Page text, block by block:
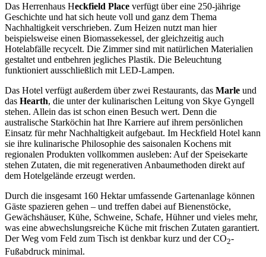
Das Herrenhaus Heckfield Place verfügt über eine 250-jährige
Geschichte und hat sich heute voll und ganz dem Thema
Nachhaltigkeit verschrieben. Zum Heizen nutzt man hier
beispielsweise einen Biomassekessel, der gleichzeitig auch
Hotelabfälle recycelt. Die Zimmer sind mit natürlichen Materialien
gestaltet und entbehren jegliches Plastik. Die Beleuchtung
funktioniert ausschließlich mit LED-Lampen.
Das Hotel verfügt außerdem über zwei Restaurants, das Marle und
das Hearth, die unter der kulinarischen Leitung von Skye Gyngell
stehen. Allein das ist schon einen Besuch wert. Denn die
australische Starköchin hat Ihre Karriere auf ihrem persönlichen
Einsatz für mehr Nachhaltigkeit aufgebaut. Im Heckfield Hotel kann
sie ihre kulinarische Philosophie des saisonalen Kochens mit
regionalen Produkten vollkommen ausleben: Auf der Speisekarte
stehen Zutaten, die mit regenerativen Anbaumethoden direkt auf
dem Hotelgelände erzeugt werden.
Durch die insgesamt 160 Hektar umfassende Gartenanlage können
Gäste spazieren gehen – und treffen dabei auf Bienenstöcke,
Gewächshäuser, Kühe, Schweine, Schafe, Hühner und vieles mehr,
was eine abwechslungsreiche Küche mit frischen Zutaten garantiert.
Der Weg vom Feld zum Tisch ist denkbar kurz und der CO2-
Fußabdruck minimal.